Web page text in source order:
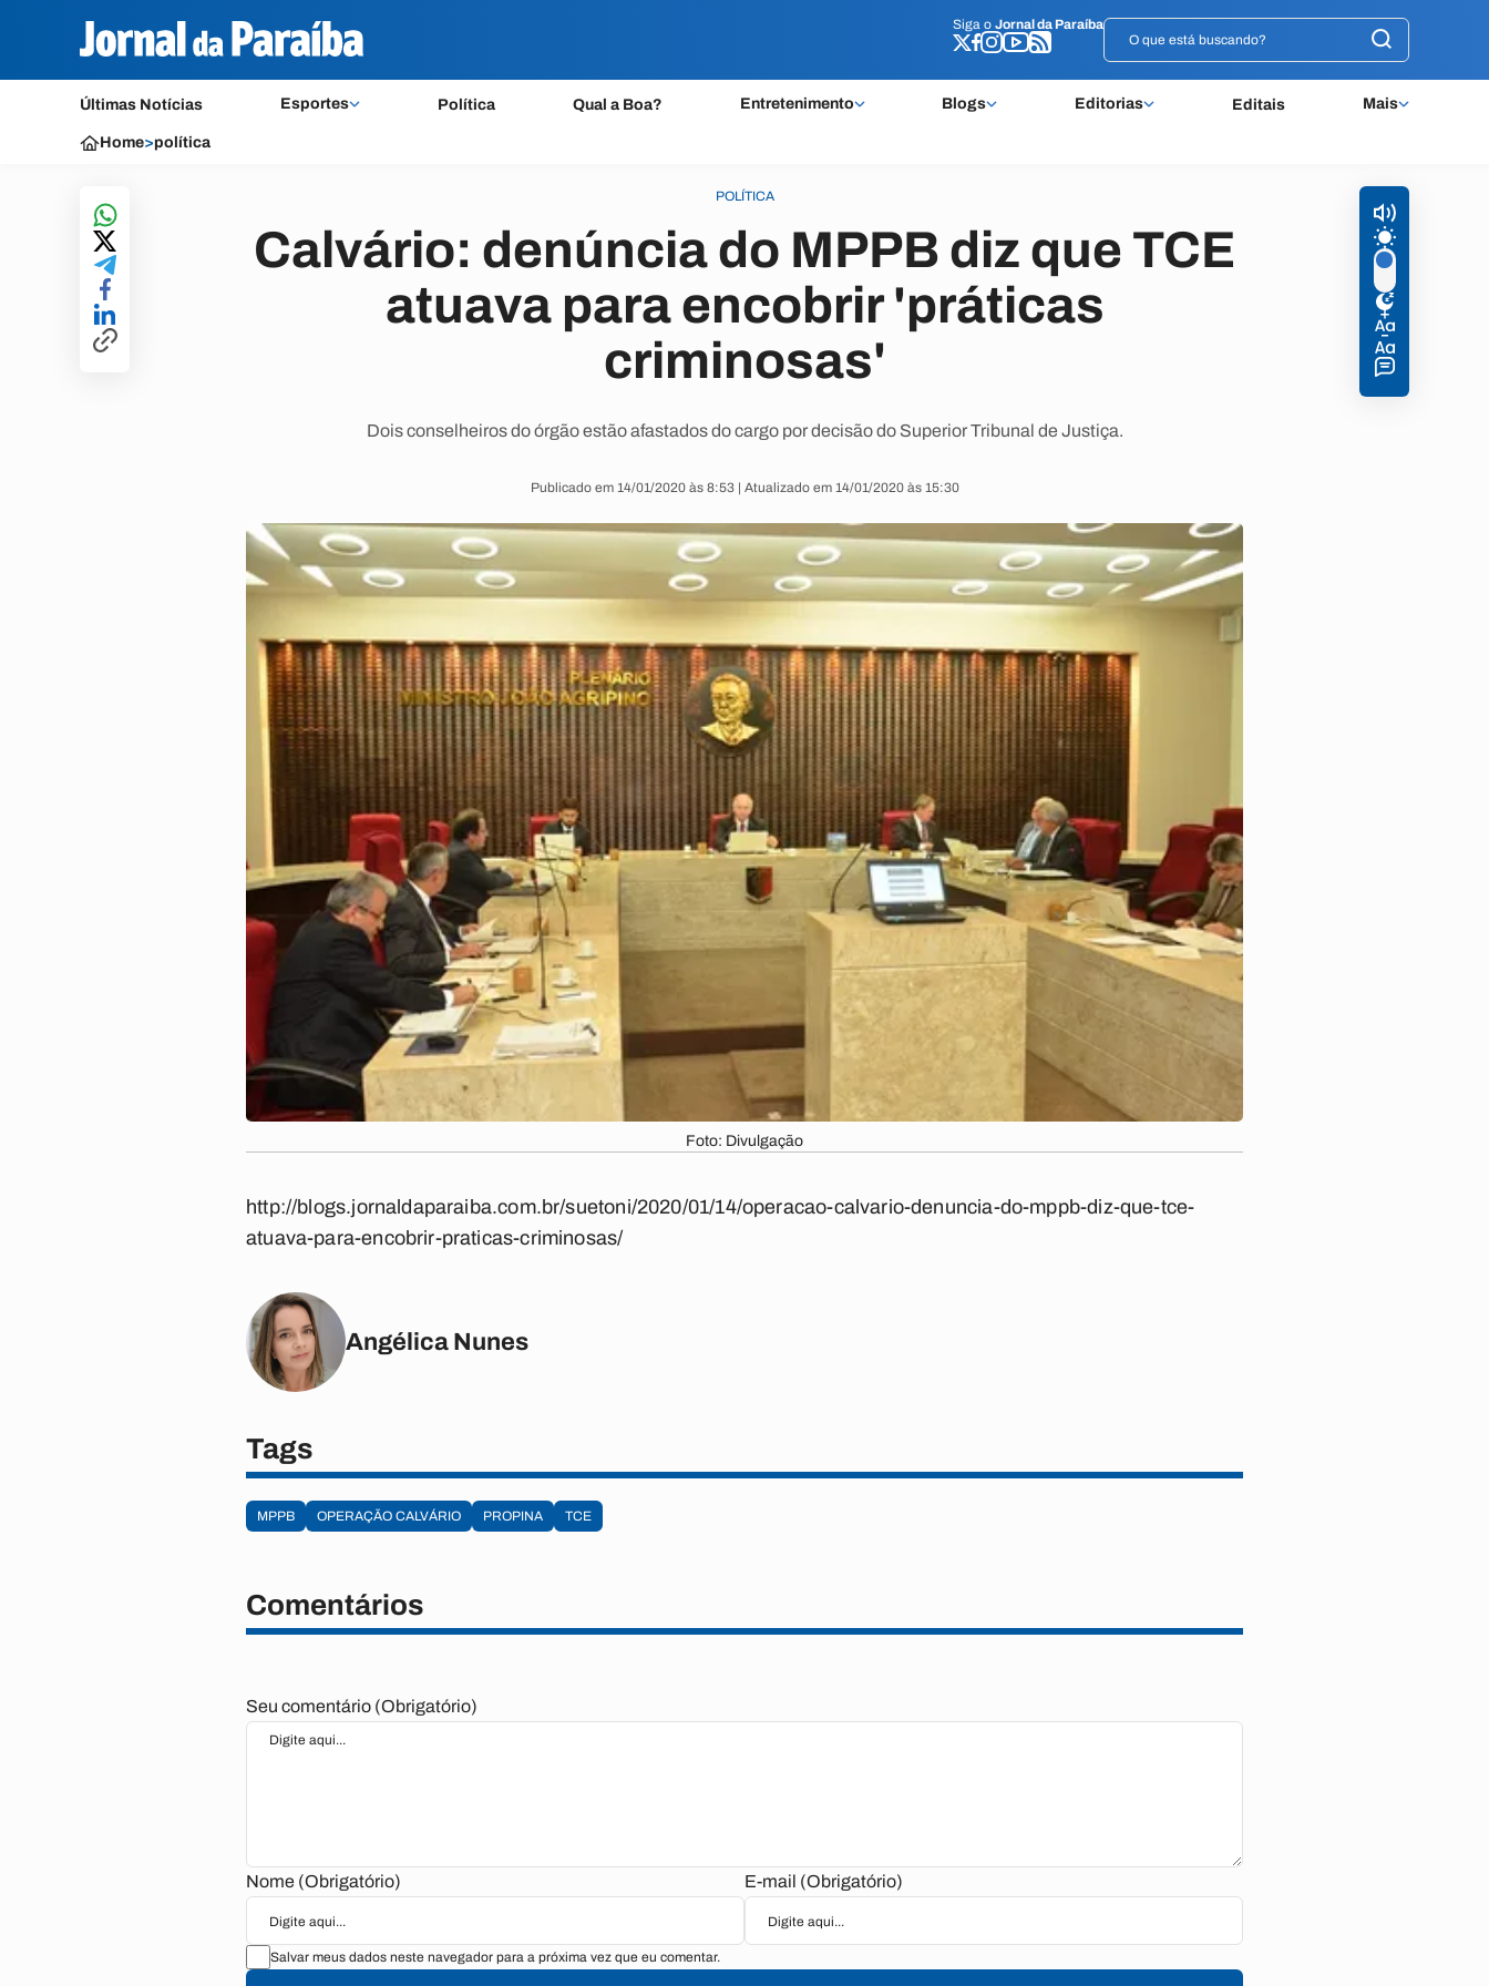
Siga o Jornal da Paraíba
Últimas Notícias Esportes Política Qual a Boa? Entretenimento Blogs Editorias Editais Mais
Siga o Jornal da Paraíba
Home>política
POLÍTICA
Calvário: denúncia do MPPB diz que TCE
atuava para encobrir 'práticas
criminosas'
Dois conselheiros do órgão estão afastados do cargo por decisão do Superior Tribunal de Justiça.
Publicado em 14/01/2020 às 8:53 | Atualizado em 14/01/2020 às 15:30
Foto: Divulgação
http://blogs.jornaldaparaiba.com.br/suetoni/2020/01/14/operacao-calvario-denuncia-do-mppb-diz-que-tce-
atuava-para-encobrir-praticas-criminosas/
Angélica Nunes
Tags
MPPB OPERAÇÃO CALVÁRIO PROPINA TCE
Comentários
Seu comentário (Obrigatório)
Nome (Obrigatório) E-mail (Obrigatório)
Salvar meus dados neste navegador para a próxima vez que eu comentar.